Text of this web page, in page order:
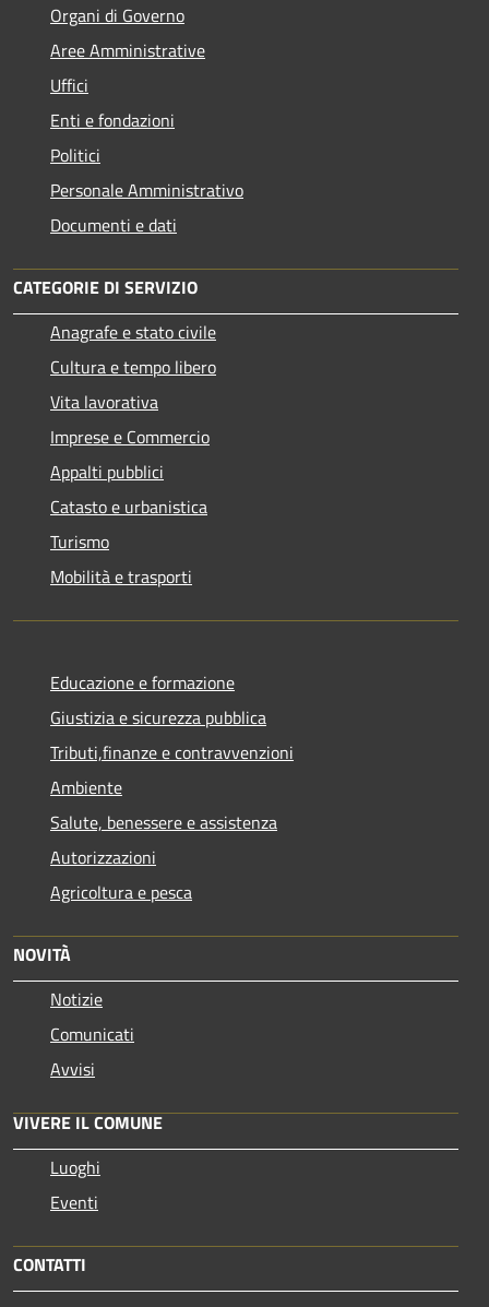
Organi di Governo
Aree Amministrative
Uffici
Enti e fondazioni
Politici
Personale Amministrativo
Documenti e dati
CATEGORIE DI SERVIZIO
Anagrafe e stato civile
Cultura e tempo libero
Vita lavorativa
Imprese e Commercio
Appalti pubblici
Catasto e urbanistica
Turismo
Mobilità e trasporti
Educazione e formazione
Giustizia e sicurezza pubblica
Tributi,finanze e contravvenzioni
Ambiente
Salute, benessere e assistenza
Autorizzazioni
Agricoltura e pesca
NOVITÀ
Notizie
Comunicati
Avvisi
VIVERE IL COMUNE
Luoghi
Eventi
CONTATTI